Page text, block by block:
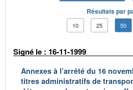
Résultats par
10 25 50
Signé le : 16-11-1999
Annexes à l’arrêté du 16
titres administratifs de